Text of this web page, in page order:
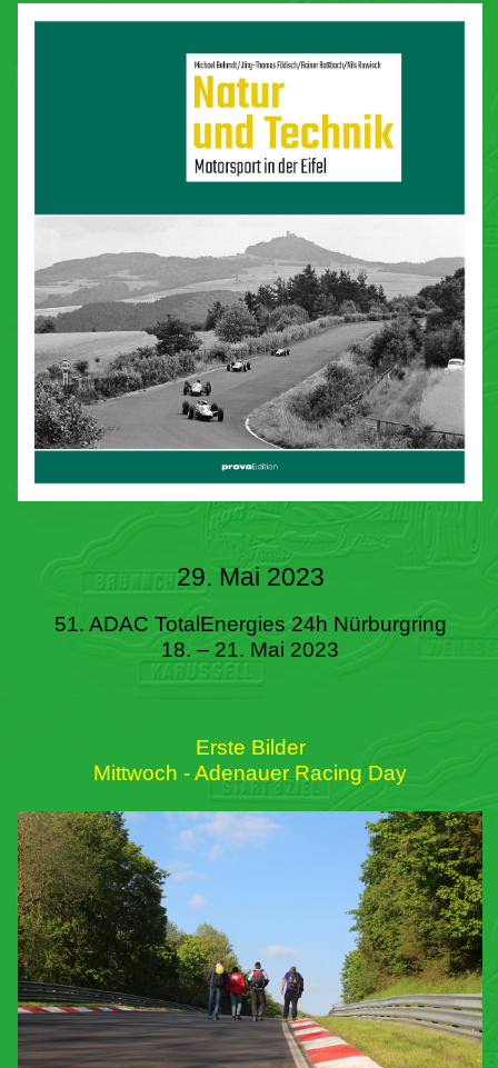
29. Mai 2023
51. ADAC TotalEnergies 24h Nürburgring
18. – 21. Mai 2023
Erste Bilder
Mittwoch - Adenauer Racing Day